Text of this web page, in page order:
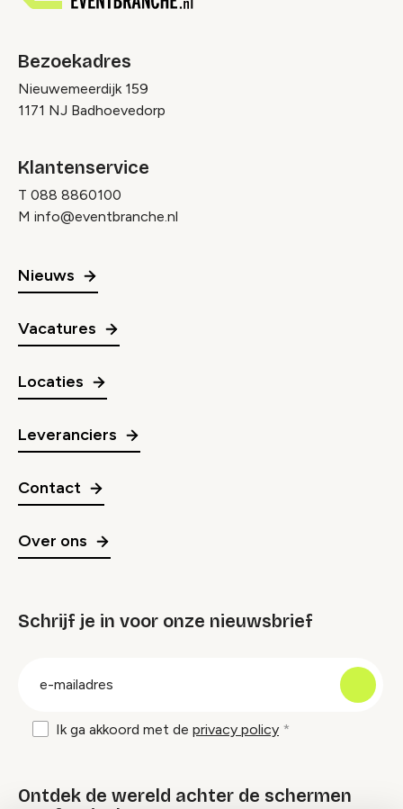
Bezoekadres
Nieuwemeerdijk 159
1171 NJ Badhoevedorp
Klantenservice
T 088 8860100
M info@eventbranche.nl
Nieuws
Vacatures
Locaties
Leveranciers
Contact
Over ons
Schrijf je in voor onze nieuwsbrief
Ik ga akkoord met de privacy policy
Ontdek de wereld achter de schermen